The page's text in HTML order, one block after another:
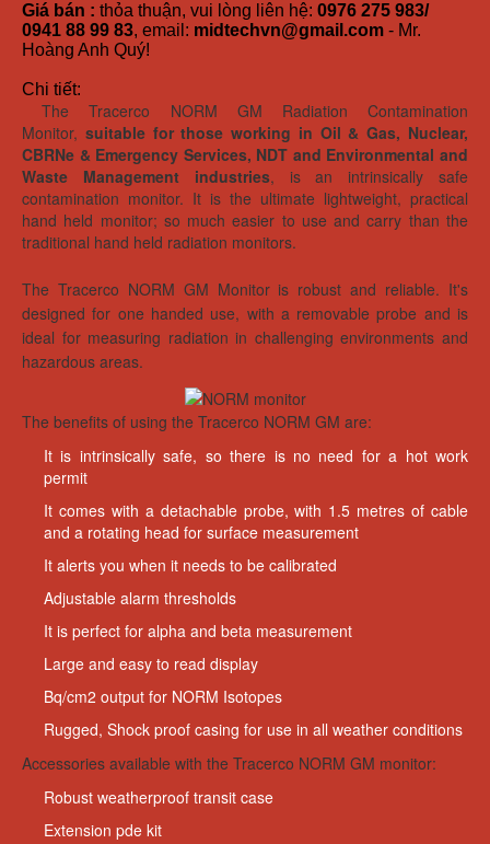
Giá bán : thỏa thuận, vui lòng liên hệ: 0976 275 983/
0941 88 99 83, email: midtechvn@gmail.com - Mr.
Hoàng Anh Quý!
Chi tiết:
The Tracerco NORM GM Radiation Contamination
Monitor, suitable for those working in Oil & Gas, Nuclear,
CBRNe & Emergency Services, NDT and Environmental and
Waste Management industries, is an intrinsically safe
contamination monitor. It is the ultimate lightweight, practical
hand held monitor; so much easier to use and carry than the
traditional hand held radiation monitors.
The Tracerco NORM GM Monitor is robust and reliable. It's
designed for one handed use, with a removable probe and is
ideal for measuring radiation in challenging environments and
hazardous areas.
The benefits of using the Tracerco NORM GM are:
It is intrinsically safe, so there is no need for a hot work
permit
It comes with a detachable probe, with 1.5 metres of cable
and a rotating head for surface measurement
It alerts you when it needs to be calibrated
Adjustable alarm thresholds
It is perfect for alpha and beta measurement
Large and easy to read display
Bq/cm2 output for NORM Isotopes
Rugged, Shock proof casing for use in all weather conditions
Accessories available with the Tracerco NORM GM monitor:
Robust weatherproof transit case
Extension pde kit